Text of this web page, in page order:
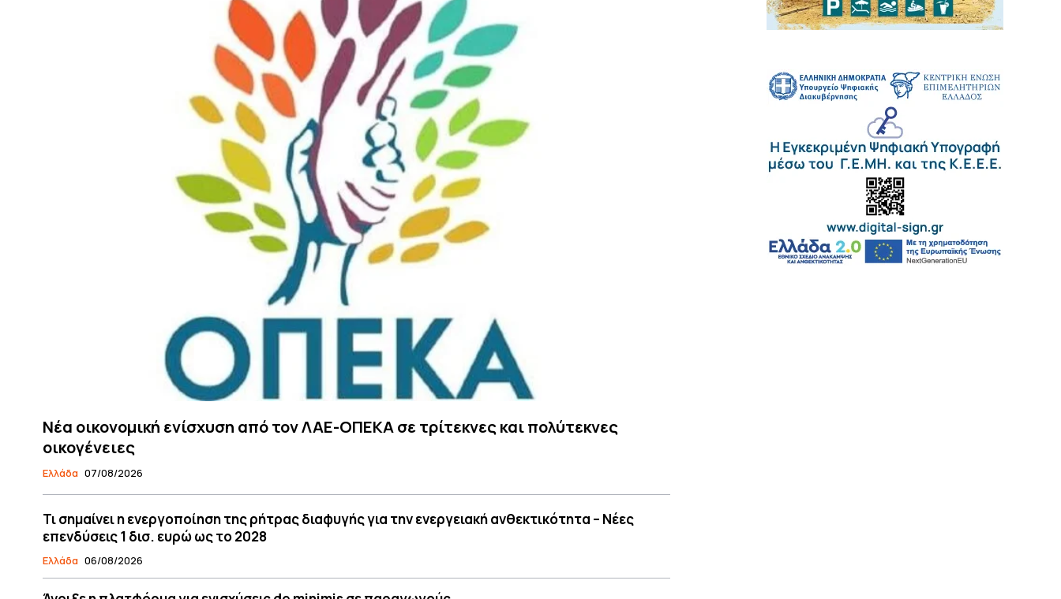
Νέα οικονομική ενίσχυση από τον ΛΑΕ-ΟΠΕΚΑ σε τρίτεκνες και πολύτεκνες
οικογένειες
Ελλάδα 07/08/2026
Τι σημαίνει η ενεργοποίηση της ρήτρας διαφυγής για την ενεργειακή ανθεκτικότητα – Νέες
επενδύσεις 1 δισ. ευρώ ως το 2028
Ελλάδα 06/08/2026